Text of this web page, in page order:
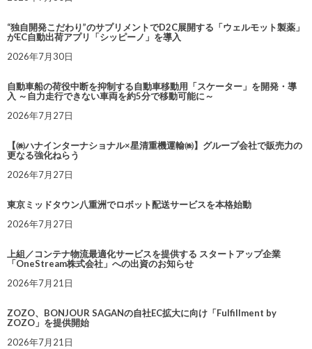
“独自開発こだわり”のサプリメントでD2C展開する「ウェルモット製薬」
がEC自動出荷アプリ「シッピーノ」を導入
2026年7月30日
自動車船の荷役中断を抑制する自動車移動用「スケーター」を開発・導
入 ～自力走行できない車両を約5分で移動可能に～
2026年7月27日
【㈱ハナインターナショナル×星清重機運輸㈱】グループ会社で販売力の
更なる強化ねらう
2026年7月27日
東京ミッドタウン八重洲でロボット配送サービスを本格始動
2026年7月27日
上組／コンテナ物流最適化サービスを提供する スタートアップ企業
「OneStream株式会社」への出資のお知らせ
2026年7月21日
ZOZO、BONJOUR SAGANの自社EC拡大に向け「Fulfillment by
ZOZO」を提供開始
2026年7月21日